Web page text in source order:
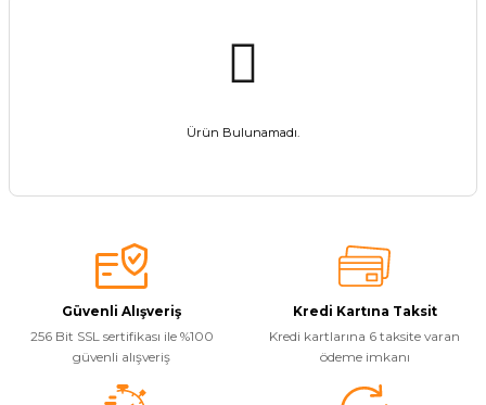
Ürün Bulunamadı.
Güvenli Alışveriş
256 Bit SSL sertifikası ile %100
güvenli alışveriş
Kredi Kartına Taksit
Kredi kartlarına 6 taksite varan
ödeme imkanı